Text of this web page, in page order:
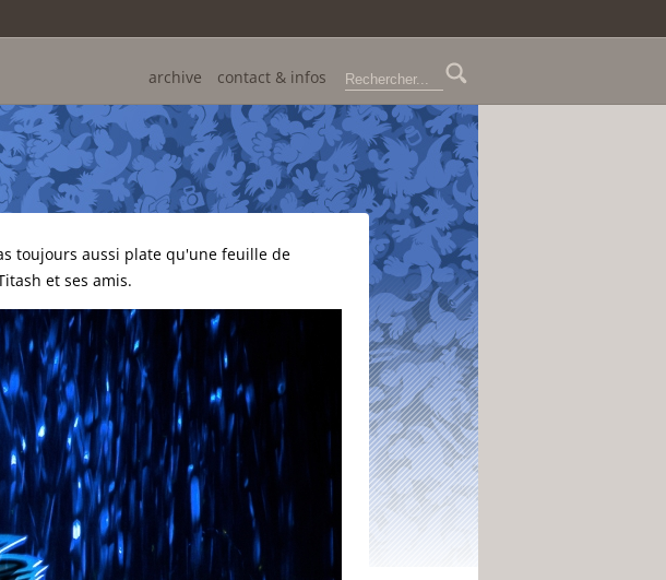
archive contact & infos
toujours aussi plate qu'une feuille de
et ses amis.